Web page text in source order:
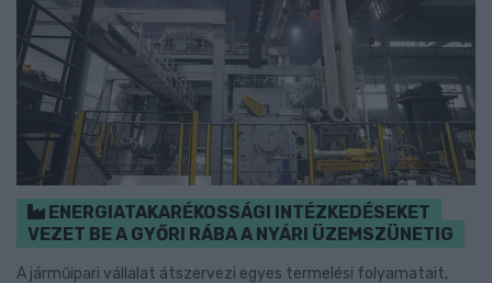
ENERGIATAKARÉKOSSÁGI INTÉZKEDÉSEKET
VEZET BE A GYŐRI RÁBA A NYÁRI ÜZEMSZÜNETIG
A járműipari vállalat átszervezi egyes termelési folyamatait,